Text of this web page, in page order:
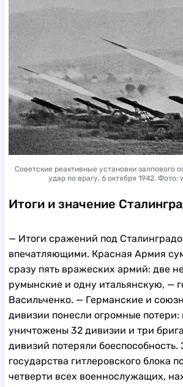
Советские реактивные установки залпового
удар по врагу, 6 октября 1942. Фото:
Итоги и значение
— Итоги сражений под
впечатляющими. Красная Армия
сразу пять вражеских армий: две
румынские и одну итальянскую, —
Васильченко. — Германские и
дивизии понесли огромные потери:
уничтожены 32 дивизии и три
дивизий потеряли боеспособность.
государства гитлеровского блока
четверти всех военнослужащих,